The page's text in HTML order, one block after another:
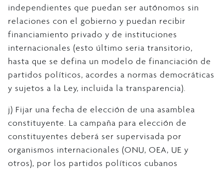
independientes que puedan ser autónomos sin
relaciones con el gobierno y puedan recibir
financiamiento privado y de instituciones
internacionales (esto último seria transitorio,
hasta que se defina un modelo de financiación de
partidos políticos, acordes a normas democráticas
y sujetos a la Ley, incluida la transparencia).
j) Fijar una fecha de elección de una asamblea
constituyente. La campaña para elección de
constituyentes deberá ser supervisada por
organismos internacionales (ONU, OEA, UE y
otros), por los partidos políticos cubanos